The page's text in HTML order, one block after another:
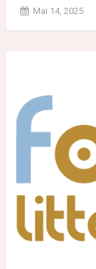
Mai 14, 2025